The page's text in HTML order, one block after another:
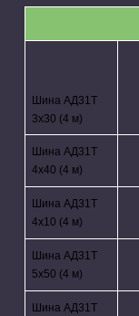
Шина АД31Т
3х30 (4 м)
Шина АД31Т
4х40 (4 м)
Шина АД31Т
4х10 (4 м)
Шина АД31Т
5х50 (4 м)
Шина АД31Т